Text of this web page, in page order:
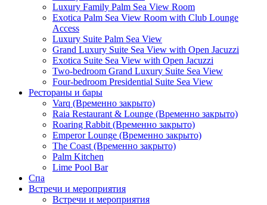
Luxury Family Palm Sea View Room
Exotica Palm Sea View Room with Club Lounge
Access
Luxury Suite Palm Sea View
Grand Luxury Suite Sea View with Open Jacuzzi
Exotica Suite Sea View with Open Jacuzzi
Two-bedroom Grand Luxury Suite Sea View
Four-bedroom Presidential Suite Sea View
Рестораны и бары
Varq (Временно закрыто)
Raia Restaurant & Lounge (Временно закрыто)
Roaring Rabbit (Временно закрыто)
Emperor Lounge (Временно закрыто)
The Coast (Временно закрыто)
Palm Kitchen
Lime Pool Bar
Спа
Встречи и мероприятия
Встречи и мероприятия